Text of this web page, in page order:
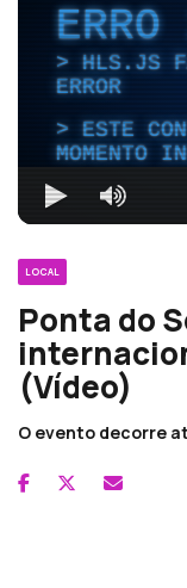
ERRO
HLS.JS
ERROR
ESTE
MOMENTO
LOCAL
Ponta do
(Vídeo)
O evento decorre